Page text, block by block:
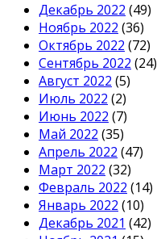
Декабрь 2022 (49)
Ноябрь 2022 (36)
Октябрь 2022 (72)
Сентябрь 2022 (24)
Август 2022 (5)
Июль 2022 (2)
Июнь 2022 (7)
Май 2022 (35)
Апрель 2022 (47)
Март 2022 (32)
Февраль 2022 (14)
Январь 2022 (10)
Декабрь 2021 (42)